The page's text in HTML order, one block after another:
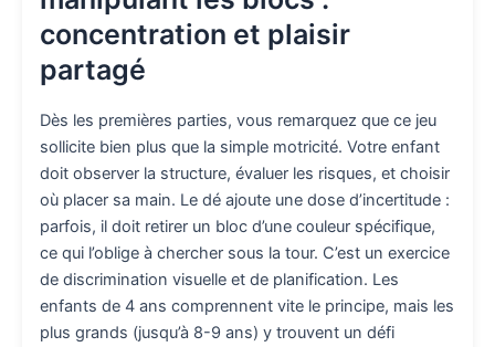
concentration et plaisir
partagé
Dès les premières parties, vous remarquez que ce jeu
sollicite bien plus que la simple motricité. Votre enfant
doit observer la structure, évaluer les risques, et choisir
où placer sa main. Le dé ajoute une dose d’incertitude :
parfois, il doit retirer un bloc d’une couleur spécifique,
ce qui l’oblige à chercher sous la tour. C’est un exercice
de discrimination visuelle et de planification. Les
enfants de 4 ans comprennent vite le principe, mais les
plus grands (jusqu’à 8-9 ans) y trouvent un défi